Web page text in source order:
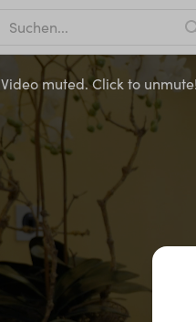
Video muted. Click to unmute!